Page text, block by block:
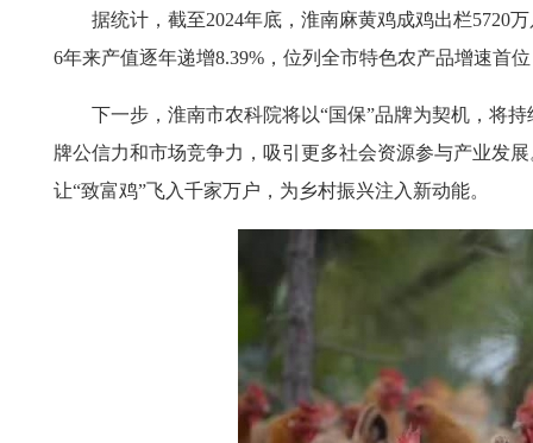
据统计，截至2024年底，淮南麻黄鸡成鸡出栏5720万
6年来产值逐年递增8.39%，位列全市特色农产品增速首
下一步，淮南市农科院将以“国保”品牌为契机，将持
牌公信力和市场竞争力，吸引更多社会资源参与产业发
让“致富鸡”飞入千家万户，为乡村振兴注入新动能。